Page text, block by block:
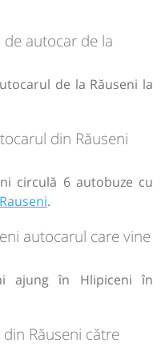
autocar de la
de la Răuseni la
din Răuseni
circulă 6 autobuze cu
.
autocarul care vine
ajung în Hlipiceni în
Răuseni către